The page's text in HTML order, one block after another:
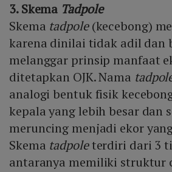
3. Skema Tadpole
Skema tadpole(kecebong)
karena dinilai tidak adil dan
melanggar prinsip manfaat
ditetapkan OJK. Nama
analogi bentuk fisik
kepala yang lebih besar dan
meruncing menjadi ekor
Skema tadpoleterdiri dari 3
antaranya memiliki struktur